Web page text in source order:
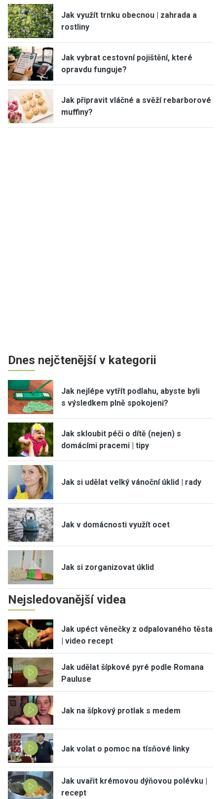
Jak využít trnku obecnou | zahrada a
rostliny
Jak vybrat cestovní pojištění, které
opravdu funguje?
Jak připravit vláčné a svěží rebarborové
muffiny?
Dnes nejčtenější v kategorii
Jak nejlépe vytřít podlahu, abyste byli
s výsledkem plně spokojeni?
Jak skloubit péči o dítě (nejen) s
domácími pracemi | tipy
Jak si udělat velký vánoční úklid | rady
Jak v domácnosti využít ocet
Jak si zorganizovat úklid
Nejsledovanější videa
Jak upéct věnečky z odpalovaného těsta
| video recept
Jak udělat šípkové pyré podle Romana
Pauluse
Jak na šípkový protlak s medem
Jak volat o pomoc na tísňové linky
Jak uvařit krémovou dýňovou polévku |
recept